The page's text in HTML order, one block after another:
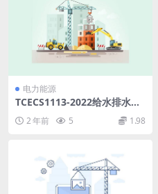
电力能源
TCECS1113-2022给水排水工
2 年前 5 1.98